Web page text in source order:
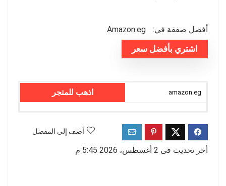
أفضل صفقة في: amazon.eg
اشتري بأفضل سعر
اذهب للمتجر
أضف إلى المفضل
أخر تحديث فى 2 أغسطس، 2026 5:45 م